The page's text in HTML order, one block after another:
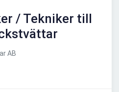
/ Tekniker till
AB